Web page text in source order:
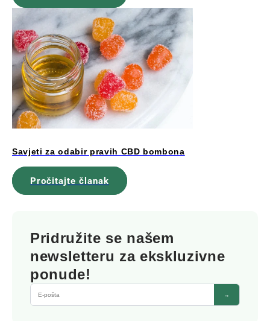
Savjeti za odabir pravih CBD bombona
Pročitajte članak
Pridružite se našem
newsletteru za ekskluzivne
ponude!
→